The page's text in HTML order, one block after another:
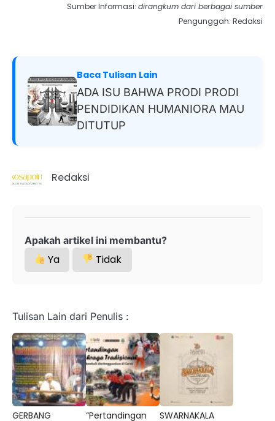
Sumber Informasi: dirangkum dari berbagai sumber
Pengunggah: Redaksi
Baca Tulisan Lain
ADA ISU BAHWA PRODI PRODI
PENDIDIKAN HUMANIORA MAU
DITUTUP
Redaksi
Apakah artikel ini membantu?
Ya Tidak
Tulisan Lain dari Penulis :
GERBANG
“Pertandingan
SWARNAKALA